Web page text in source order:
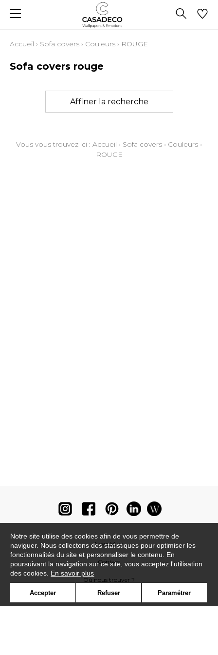
Accueil › Sofa covers › Couleurs › ROUGE
Sofa covers rouge
Affiner la recherche
Vous vous trouvez ici : Accueil › Sofa covers › Couleurs ›
ROUGE
Newsletter
Contact
Où nous trouver ?
Notre site utilise des cookies afin de vous permettre de
naviguer. Nous collectons des statistiques pour optimiser les
fonctionnalités du site et personnaliser le contenu. En
poursuivant la navigation sur ce site, vous acceptez l'utilisation
des cookies. En savoir plus
Accepter Refuser Paramétrer